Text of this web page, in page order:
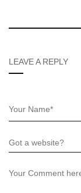
LEAVE A REPLY